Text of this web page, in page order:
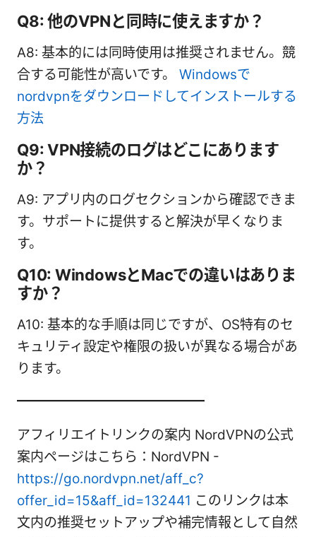
Q8: 他のVPNと同時に使えますか？
A8: 基本的には同時使用は推奨されません。競
合する可能性が高いです。 Windowsで
nordvpnをダウンロードしてインストールする
方法
Q9: VPN接続のログはどこにあります
か？
A9: アプリ内のログセクションから確認できま
す。サポートに提供すると解決が早くなりま
す。
Q10: WindowsとMacでの違いはありま
すか？
A10: 基本的な手順は同じですが、OS特有のセ
キュリティ設定や権限の扱いが異なる場合があ
ります。
━━━━━━━━━━━━━━
アフィリエイトリンクの案内 NordVPNの公式
案内ページはこちら：NordVPN -
https://go.nordvpn.net/aff_c?
offer_id=15&aff_id=132441 このリンクは本
文内の推奨セットアップや補完情報として自然